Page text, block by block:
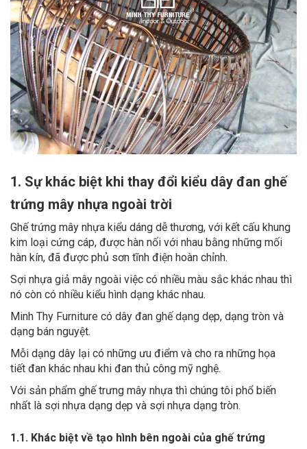
1. Sự khác biệt khi thay đổi kiểu dây đan ghế
trứng mây nhựa ngoài trời
Ghế trứng mây nhựa kiểu dáng dễ thương, với kết cấu khung
kim loại cứng cáp, được hàn nối với nhau bằng những mối
hàn kín, đã được phủ sơn tĩnh điện hoàn chỉnh.
Sợi nhựa giả mây ngoài việc có nhiều màu sắc khác nhau thì
nó còn có nhiều kiểu hình dạng khác nhau.
Minh Thy Furniture có dây đan ghế dạng dẹp, dạng tròn và
dạng bán nguyệt.
Mỗi dạng dây lại có những ưu điểm và cho ra những họa
tiết đan khác nhau khi đan thủ công mỹ nghệ.
Với sản phẩm ghế trưng mây nhựa thì chúng tôi phổ biến
nhất là sợi nhựa dạng dẹp và sợi nhựa dạng tròn.
1.1. Khác biệt về tạo hình bên ngoài của ghế trứng